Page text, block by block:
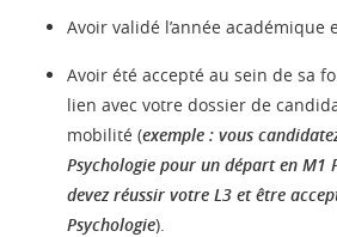
Avoir validé l’année académique
Avoir été accepté au sein de sa
lien avec votre dossier de
mobilité (exemple : vous
Psychologie pour un départ en M1
devez réussir votre L3 et être
Psychologie).